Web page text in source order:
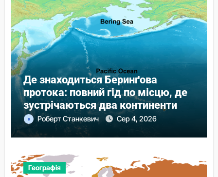
Де знаходиться Беринґова
протока: повний гід по місцю, де
зустрічаються два континенти
Роберт Станкевич Сер 4, 2026
Географія